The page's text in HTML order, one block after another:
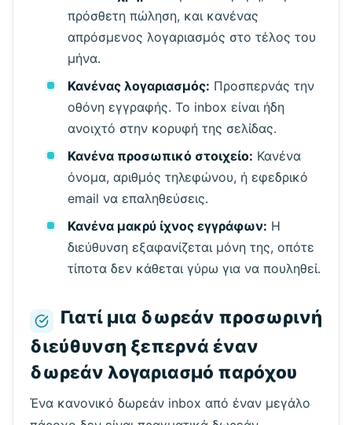
πρόσθετη πώληση, και κανένας
απρόσμενος λογαριασμός στο τέλος του
μήνα.
Κανένας λογαριασμός: Προσπερνάς την
οθόνη εγγραφής. Το inbox είναι ήδη
ανοιχτό στην κορυφή της σελίδας.
Κανένα προσωπικό στοιχείο: Κανένα
όνομα, αριθμός τηλεφώνου, ή εφεδρικό
email να επαληθεύσεις.
Κανένα μακρύ ίχνος εγγράφων: Η
διεύθυνση εξαφανίζεται μόνη της, οπότε
τίποτα δεν κάθεται γύρω για να πουληθεί.
Γιατί μια δωρεάν προσωρινή
διεύθυνση ξεπερνά έναν
δωρεάν λογαριασμό παρόχου
Ένα κανονικό δωρεάν inbox από έναν μεγάλο